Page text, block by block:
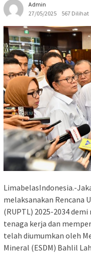
Admin
27/05/2025
567 Dilihat
LimabelasIndonesia.-
melaksanakan Rencana
(RUPTL) 2025-2034
tenaga kerja dan
telah diumumkan oleh
Mineral (ESDM) Bahlil